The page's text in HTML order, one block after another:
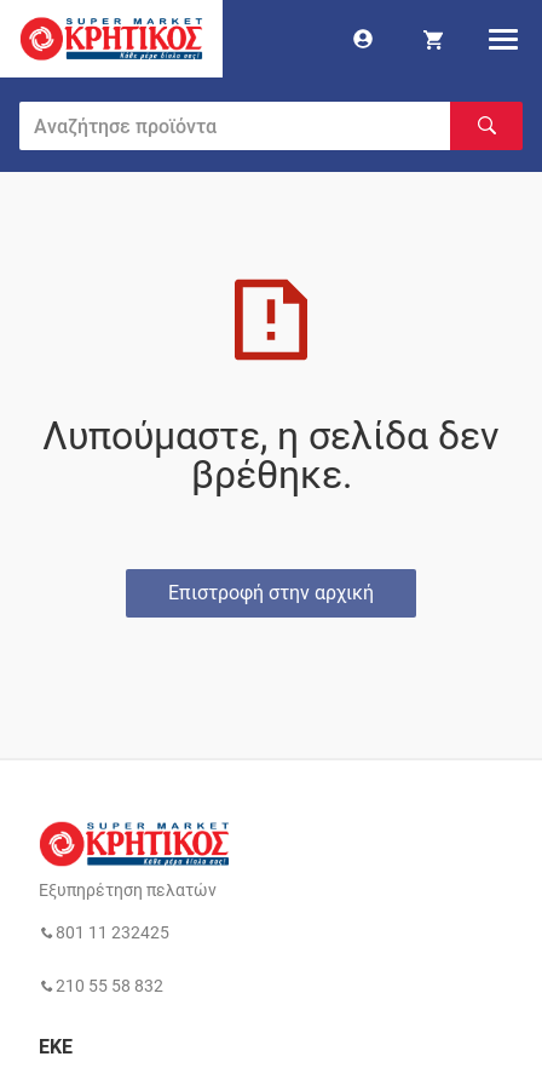
Λυπούμαστε, η σελίδα δεν
βρέθηκε.
Επιστροφή στην αρχική
Εξυπηρέτηση πελατών
801 11 232425
210 55 58 832
ΕΚΕ